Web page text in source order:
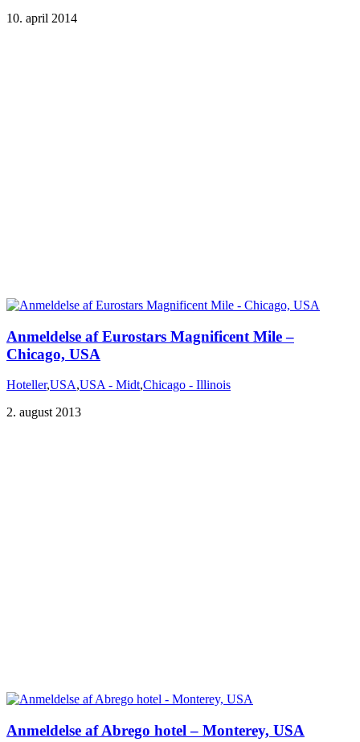
10. april 2014
Anmeldelse af Eurostars Magnificent Mile‏‏ –
Chicago, USA
Hoteller,USA,USA - Midt,Chicago - Illinois
2. august 2013
Anmeldelse af Abrego hotel – Monterey, USA